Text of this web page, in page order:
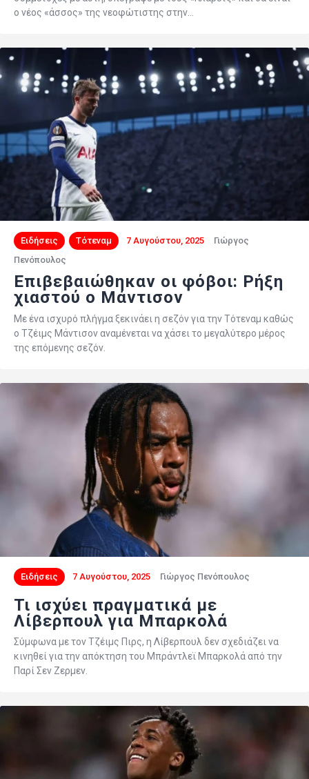
ο νέος «άσσος» της νεοφώτιστης στην…
Ειδήσεις Τότεναμ 7 Αυγούστου, 2025
Γιώργος
Πενόπουλος
Eπιβεβαιώθηκαν οι φόβοι: Ρήξη
χιαστού ο Μάντισον
Με ένα ισχυρό πλήγμα ξεκινάει η σεζόν για την Τότεναμ καθώς
ο Τζέιμς Μάντισον αναμένεται να χάσει το μεγαλύτερο μέρος
της επόμενης σεζόν.
Ειδήσεις 7 Αυγούστου, 2025 Γιώργος Πενόπουλος
Τι ισχύει πραγματικά με
Λίβερπουλ για Μπαρκολά
Σύμφωνα με τον Τζέιμς Πιρς, η Λίβερπουλ δεν σχεδιάζει να
κινηθεί για την απόκτηση του Μπράντλεϊ Μπαρκολά από την
Παρί Σεν Ζερμεν.